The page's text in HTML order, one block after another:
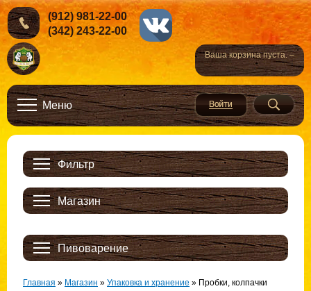
Ваша корзина пуста. –
(912) 981-22-00
(342) 243-22-00
Меню
Фильтр
Магазин
Пивоварение
Главная » Магазин » Упаковка и хранение » Пробки, колпачки